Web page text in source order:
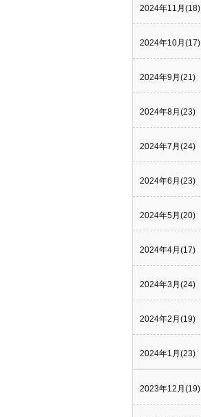
2024年11月(18)
2024年10月(17)
2024年9月(21)
2024年8月(23)
2024年7月(24)
2024年6月(23)
2024年5月(20)
2024年4月(17)
2024年3月(24)
2024年2月(19)
2024年1月(23)
2023年12月(19)